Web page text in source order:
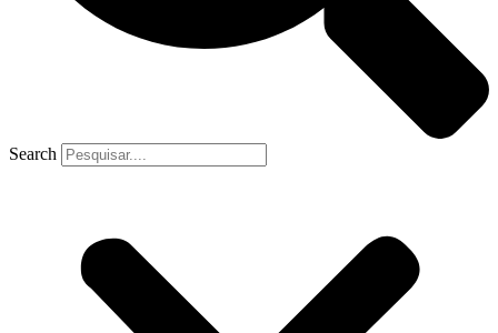
Search